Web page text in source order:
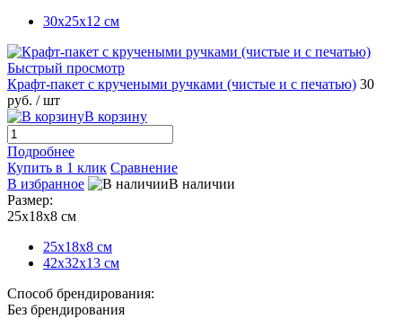
30х25х12 см
Быстрый просмотр
Крафт-пакет с кручеными ручками (чистые и с печатью) 30
руб. / шт
В корзину
Подробнее
Купить в 1 клик Сравнение
В избранное
В наличии
Размер:
25x18x8 см
25x18x8 см
42x32x13 см
Способ брендирования:
Без брендирования